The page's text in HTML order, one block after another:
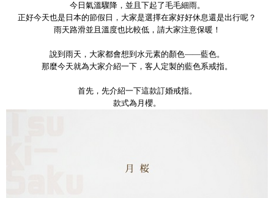
今日氣溫驟降，並且下起了毛毛細雨。
正好今天也是日本的節假日，大家是選擇在家好好休息還是出行呢？
雨天路滑並且溫度也比較低，請大家注意保暖！
說到雨天，大家都會想到水元素的顏色——藍色。
那麼今天就為大家介紹一下，客人定製的藍色系戒指。
首先，先介紹一下這款訂婚戒指。
款式為月櫻。